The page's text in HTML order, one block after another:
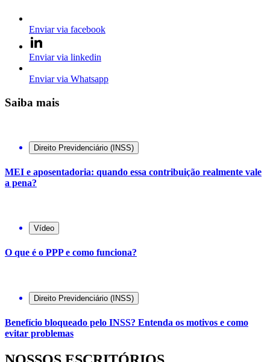
Enviar via facebook
Enviar via linkedin
Enviar via Whatsapp
Saiba mais
Direito Previdenciário (INSS)
MEI e aposentadoria: quando essa contribuição realmente vale
a pena?
Vídeo
O que é o PPP e como funciona?
Direito Previdenciário (INSS)
Benefício bloqueado pelo INSS? Entenda os motivos e como
evitar problemas